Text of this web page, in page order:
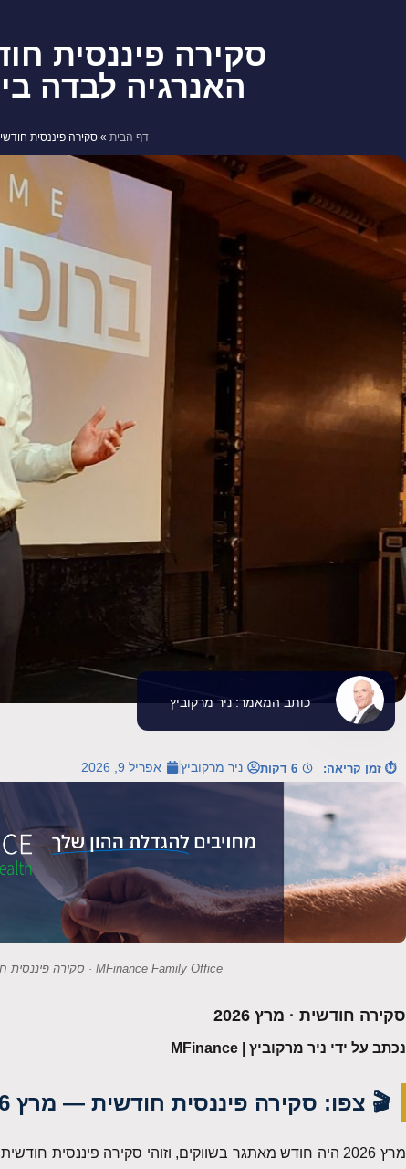
האנרגיה לבדה
דף הבית »סקירה פיננסית חודשית – מרץ 2026: חודש של ירידות, האנרגיה לבדה
כותב המאמר: ניר מרקוביץ
⏱ זמן קריאה: ניר מרקוביץ אפריל 9, 2026
MFinance Family Office · סקירה פיננסית חודשית מאת ניר מרקוביץ
סקירה חודשית · מרץ 2026
נכתב על ידי ניר מרקוביץ | MFinance
🎬 צפו: סקירה פיננסית חודשית — מרץ 2026
מרץ 2026 היה חודש מאתגר בשווקים, וזוהי סקירה